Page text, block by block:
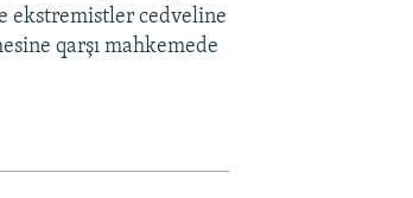
ekstremistler cedveline
qarşı mahkemede